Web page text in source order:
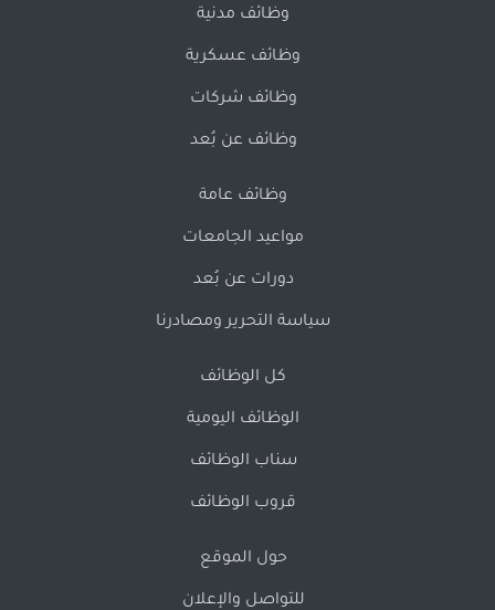
وظائف مدنية
وظائف عسكرية
وظائف شركات
وظائف عن بُعد
وظائف عامة
مواعيد الجامعات
دورات عن بُعد
سياسة التحرير ومصادرنا
كل الوظائف
الوظائف اليومية
سناب الوظائف
قروب الوظائف
حول الموقع
للتواصل والإعلان